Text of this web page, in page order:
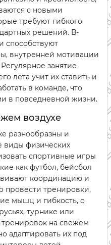
с новыми
требуют гибкого
решений. В-
способствуют
внутренней мотивации
занятие
лета учит их ставить и
в команде, что
в повседневной жизни.
воздухе
разнообразны и
виды физических
спортивные игры
как футбол, бейсбол
координацию и
провести тренировки,
мышц и гибкость, с
турнике или
тренировок на свежем
адаптировать их под